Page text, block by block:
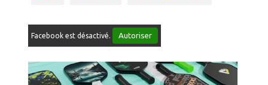
Facebook est désactivé. Autoriser